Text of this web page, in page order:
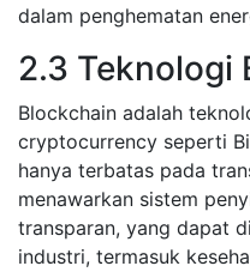
dalam penghematan
2.3 Teknologi
Blockchain adalah
cryptocurrency seperti
hanya terbatas pada
menawarkan sistem
transparan, yang dapat
industri, termasuk